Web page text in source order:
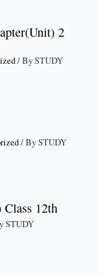
2
/ BySTUDY
/ BySTUDY
12th
STUDY